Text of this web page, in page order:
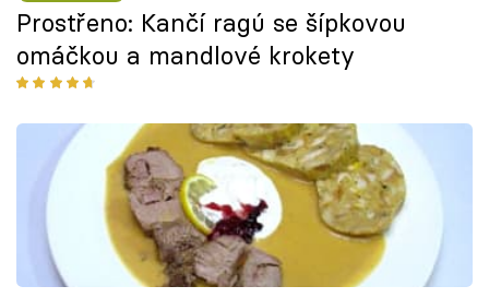
Prostřeno: Kančí ragú se šípkovou
omáčkou a mandlové krokety